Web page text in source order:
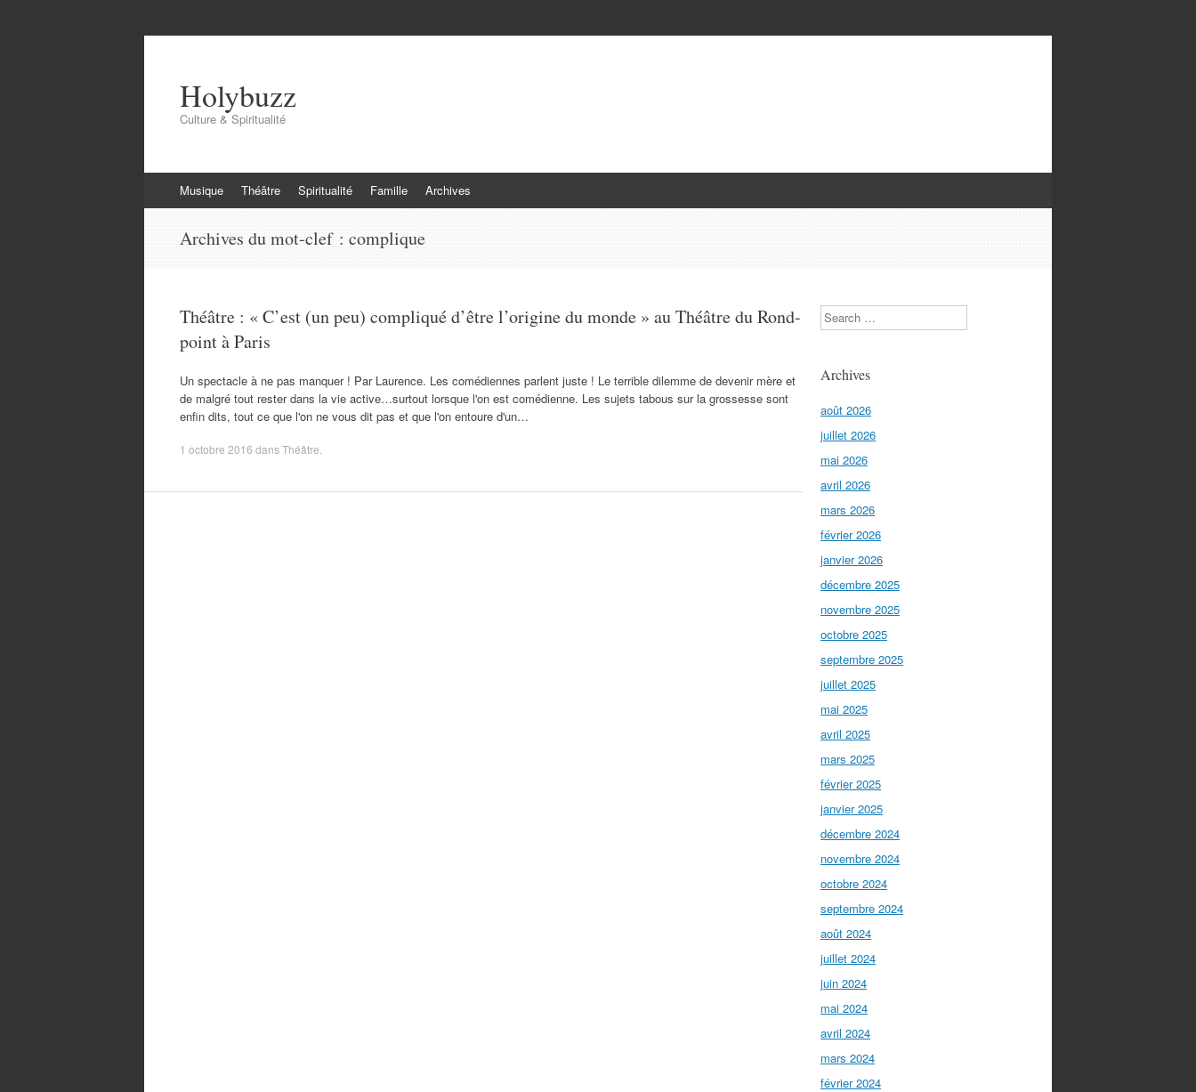
Holybuzz
Culture & Spiritualité
au
Musique Théâtre Spiritualité Famille Archives
Archives du mot-clef : complique
Théâtre : « C’est (un peu) compliqué d’être l’origine du monde » au Théâtre du Rond-
point à Paris
Un spectacle à ne pas manquer ! Par Laurence. Les comédiennes parlent juste ! Le terrible dilemme de devenir mère et
de malgré tout rester dans la vie active…surtout lorsque l'on est comédienne. Les sujets tabous sur la grossesse sont
enfin dits, tout ce que l'on ne vous dit pas et que l'on entoure d'un…
1 octobre 2016 dansThéâtre
Search
Archives
août 2026
juillet 2026
mai 2026
avril 2026
mars 2026
février 2026
janvier 2026
décembre 2025
novembre 2025
octobre 2025
septembre 2025
juillet 2025
mai 2025
avril 2025
mars 2025
février 2025
janvier 2025
décembre 2024
novembre 2024
octobre 2024
septembre 2024
août 2024
juillet 2024
juin 2024
mai 2024
avril 2024
mars 2024
février 2024